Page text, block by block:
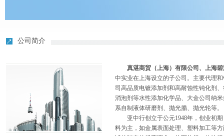
公司简介
真湛商贸（上海）有限公司、上海
中实业在上海设立的子公司。主要代理
司高品质电镀添加剂和高耐蚀性钝化剂
消泡剂等水性添加化学品、大金公司纳
系自制液体研磨剂、抛光腊、抛光轮等。
亚中行创立于公元1948年，创业初期
料为主，如金属表面处理、塑料加工等